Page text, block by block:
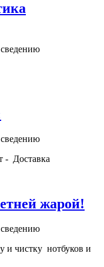
- Доставка
жарой!
и чистку нотбуков и